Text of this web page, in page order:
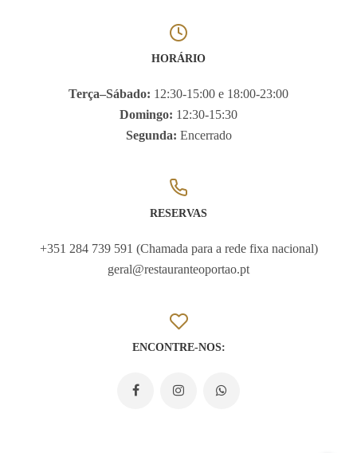
HORÁRIO
Terça–Sábado: 12:30-15:00 e 18:00-23:00
Domingo: 12:30-15:30
Segunda: Encerrado
RESERVAS
+351 284 739 591 (Chamada para a rede fixa nacional)
geral@restauranteoportao.pt
ENCONTRE-NOS: